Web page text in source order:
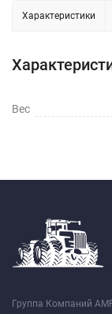
Характеристики
Вес
Группа Компаний